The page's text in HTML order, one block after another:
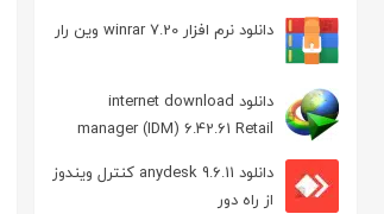
دانلود نرم افزار winrar 7.20 وین رار
دانلود internet download
manager (IDM) 6.42.61 Retail
مدیریت دانلود
دانلود anydesk 9.6.11 کنترل ویندوز
از راه دور